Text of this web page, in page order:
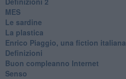
MES
Le sardine
La plastica
​Enrico Piaggio, una fiction italiana
Definizioni
​Buon compleanno Internet
Senso